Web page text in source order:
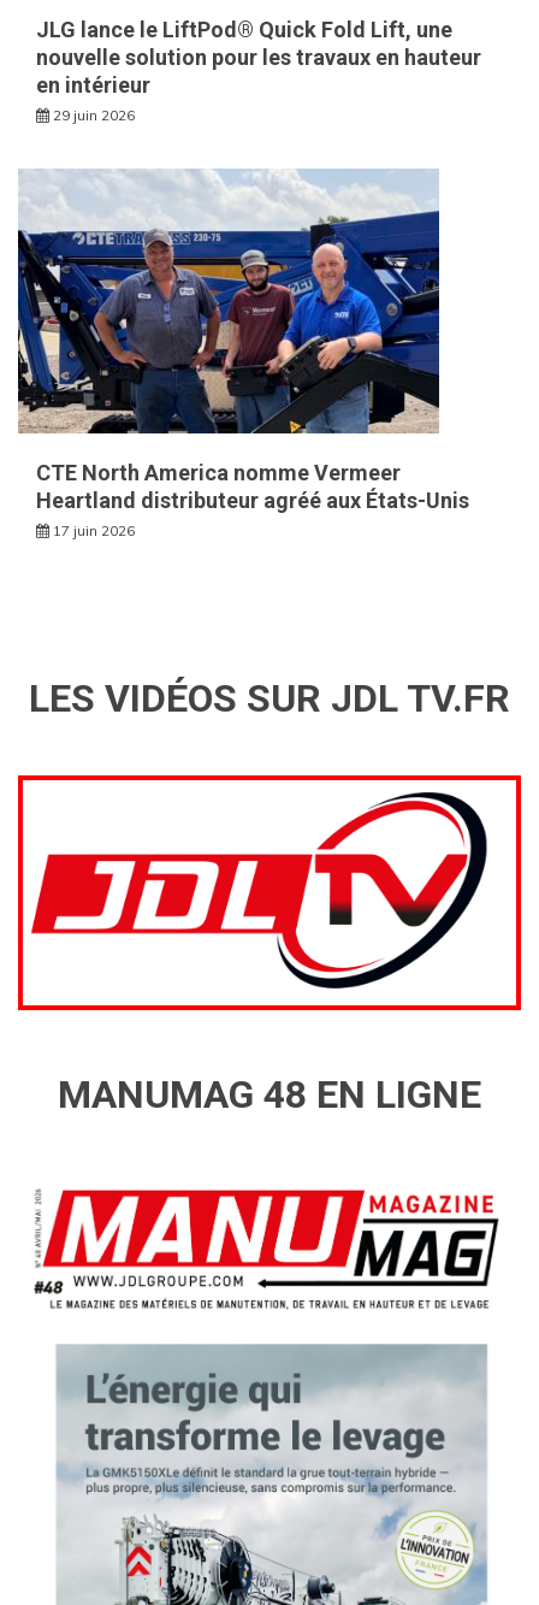
JLG lance le LiftPod® Quick Fold Lift, une
nouvelle solution pour les travaux en hauteur
en intérieur
29 juin 2026
CTE North America nomme Vermeer
Heartland distributeur agréé aux États-Unis
17 juin 2026
LES VIDÉOS SUR JDL TV.FR
MANUMAG 48 EN LIGNE